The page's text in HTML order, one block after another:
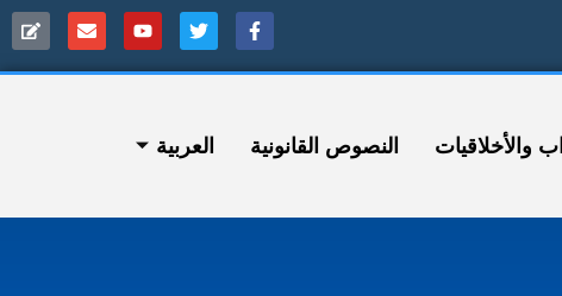
واﻷخلاقيات النصوص القانونية العربية